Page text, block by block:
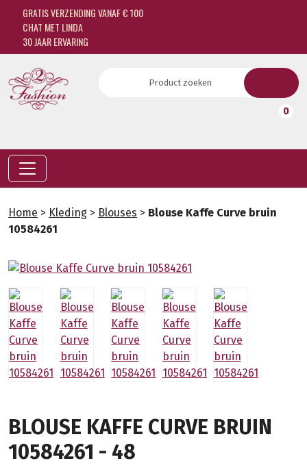
GRATIS VERZENDING VANAF € 100
CHAT MET LINDA
30 JAAR ERVARING
0
Home > Kleding > Blouses > Blouse Kaffe Curve bruin
10584261
BLOUSE KAFFE CURVE BRUIN
10584261 - 48